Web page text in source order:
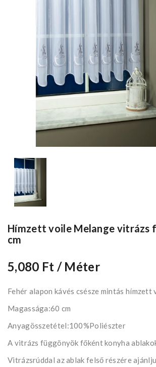
Hímzett voile Melange vitrázs
cm
5,080 Ft / Méter
Fehér alapon kávés csésze mintás
Magassága:60 cm
Anyagösszetétel:100%Poliészter
A vitrázs függönyök főként konyha
Vitrázsrúddal az ablak felső részére